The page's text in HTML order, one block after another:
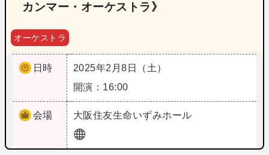
カンマー・オーケストラ》
オーケストラ
日時
2025年2月8日（土）
開演：16:00
会場 大阪住友生命いずみホール